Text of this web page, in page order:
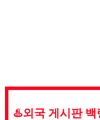
♨️외국 게시판 백